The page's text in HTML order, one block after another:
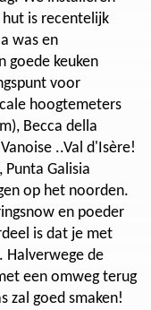
is recentelijk
was en
goede keuken
voor
hoogtemeters
Becca della
..Val d'Isère!
Punta Galisia
op het noorden.
en poeder
is dat je met
Halverwege de
een omweg terug
zal goed smaken!